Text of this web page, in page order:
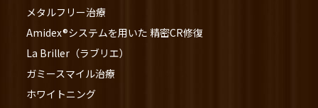
メタルフリー治療
Amidex®システムを用いた 精密CR修復
La Briller（ラブリエ）
ガミースマイル治療
ホワイトニング